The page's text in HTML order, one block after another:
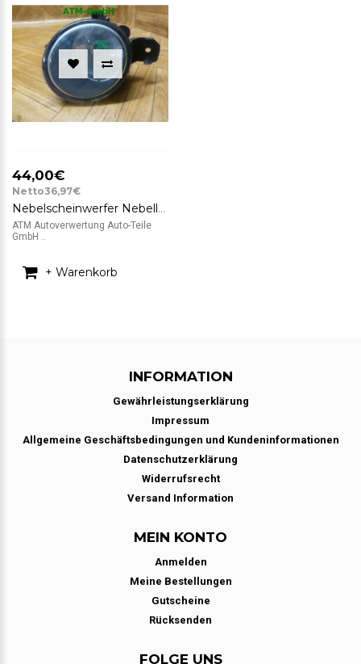
44,00€
Netto36,97€
Nebelscheinwerfer Nebelleuchte NSW Nissan Micra K12 rechts Beifahrerseite
ATM Autoverwertung Auto-Teile
GmbH ..
+ Warenkorb
INFORMATION
Gewährleistungserklärung
Impressum
Allgemeine Geschäftsbedingungen und Kundeninformationen
Datenschutzerklärung
Widerrufsrecht
Versand Information
MEIN KONTO
Anmelden
Meine Bestellungen
Gutscheine
Rücksenden
FOLGE UNS